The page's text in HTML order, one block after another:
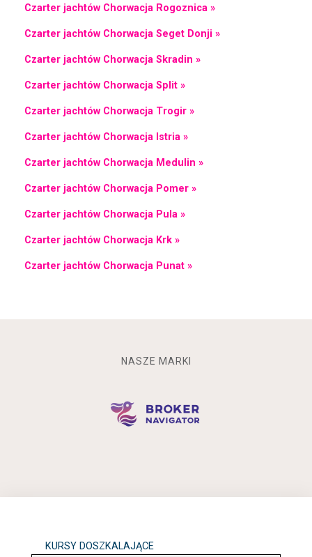
Czarter jachtów Chorwacja Rogoznica »
Czarter jachtów Chorwacja Seget Donji »
Czarter jachtów Chorwacja Skradin »
Czarter jachtów Chorwacja Split »
Czarter jachtów Chorwacja Trogir »
Czarter jachtów Chorwacja Istria »
Czarter jachtów Chorwacja Medulin »
Czarter jachtów Chorwacja Pomer »
Czarter jachtów Chorwacja Pula »
Czarter jachtów Chorwacja Krk »
Czarter jachtów Chorwacja Punat »
NASZE MARKI
KURSY DOSZKALAJĄCE